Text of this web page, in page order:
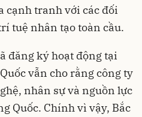
cạnh tranh với các đối
tuệ nhân tạo toàn cầu.
đăng ký hoạt động tại
vẫn cho rằng công ty
nhân sự và nguồn lực
Quốc. Chính vì vậy, Bắc